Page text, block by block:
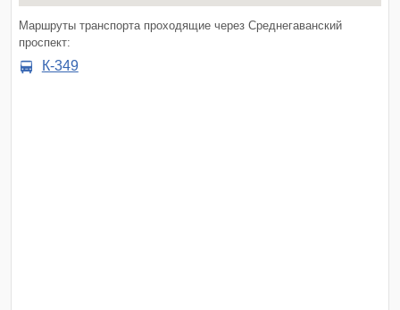
Маршруты транспорта проходящие через Среднегаванский
проспект:
К-349